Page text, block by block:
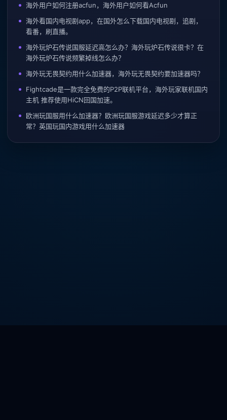
海外用户如何注册acfun，海外用户如何看Acfun
海外看国内电视剧app，在国外怎么下载国内电视剧，追剧，
看番，刷直播。
海外玩炉石传说国服延迟高怎么办？海外玩炉石传说很卡？在
海外玩炉石传说频繁掉线怎么办？
海外玩无畏契约用什么加速器，海外玩无畏契约要加速器吗？
Fightcade是一款完全免费的P2P联机平台，海外玩家联机国内
主机 推荐使用HiCN回国加速。
欧洲玩国服用什么加速器？欧洲玩国服游戏延迟多少才算正
常？英国玩国内游戏用什么加速器